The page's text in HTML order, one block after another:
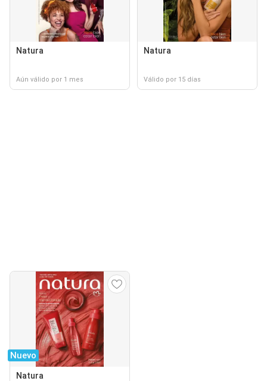
Natura
Aún válido por 1 mes
Natura
Válido por 15 días
Nuevo
Natura